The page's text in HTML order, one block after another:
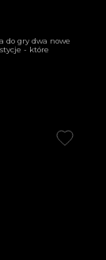
do gry dwa nowe
- które